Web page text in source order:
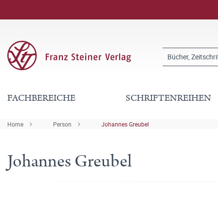
FACHBEREICHE SCHRIFTENREIHEN
Home Person Johannes Greubel
Johannes Greubel